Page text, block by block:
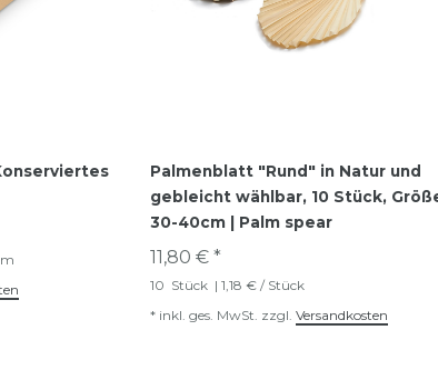
Palmenblatt "Rund" in Natur und
gebleicht wählbar, 10 Stück,
30-40cm | Palm spear
11,80 € *
10 Stück | 1,18 € / Stück
* inkl. ges. MwSt. zzgl. Versandkosten